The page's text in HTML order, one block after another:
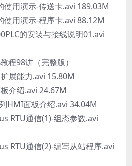
用演示-传送卡.avi 189.03M
用演示-程序卡.avi 88.12M
的安装与接线说明01.avi
程98讲（完整版）
展能力.avi 15.80M
介绍.avi 24.67M
HMI面板介绍.avi 34.04M
RTU通信(1)-组态参数.avi
RTU通信(2)-编写从站程序.avi